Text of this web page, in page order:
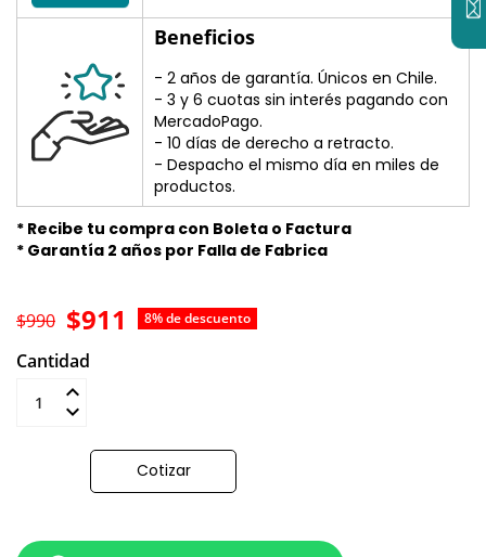
Beneficios
- 2 años de garantía. Únicos en Chile.
- 3 y 6 cuotas sin interés pagando con
MercadoPago.
- 10 días de derecho a retracto.
- Despacho el mismo día en miles de
productos.
* Recibe tu compra con Boleta o Factura
* Garantía 2 años por Falla de Fabrica
$911 8% de descuento
$990
Cantidad
Cotizar